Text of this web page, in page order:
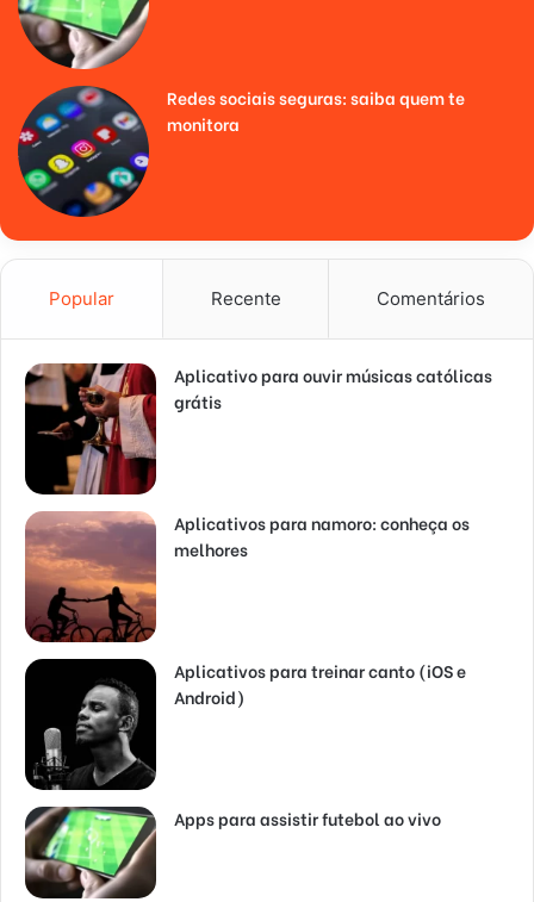
Redes sociais seguras: saiba quem te
monitora
Popular Recente Comentários
Aplicativo para ouvir músicas católicas
grátis
Aplicativos para namoro: conheça os
melhores
Aplicativos para treinar canto (iOS e
Android)
Apps para assistir futebol ao vivo